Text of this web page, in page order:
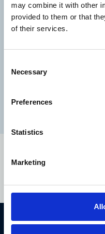
may combine it with other
provided to them or that
of their services.
Selection
Necessary
Preferences
Statistics
Marketing
сочетающий в себе
разнообразные